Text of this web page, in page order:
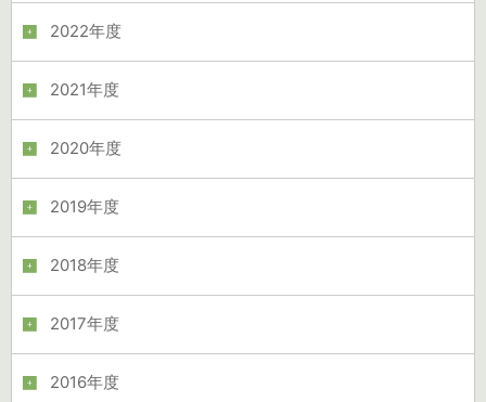
2022年度
2021年度
2020年度
2019年度
2018年度
2017年度
2016年度